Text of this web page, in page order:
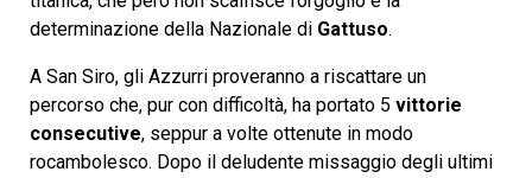
determinazione della Nazionale di Gattuso.
A San Siro, gli Azzurri proveranno a riscattare un
percorso che, pur con difficoltà, ha portato 5 vittorie
consecutive, seppur a volte ottenute in modo
rocambolesco. Dopo il deludente missaggio degli ultimi